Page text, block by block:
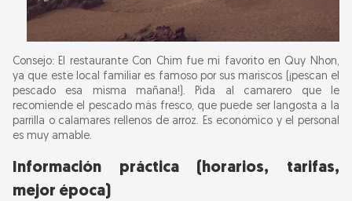
Consejo: El restaurante Con Chim fue mi favorito en Quy Nhon,
ya que este local familiar es famoso por sus mariscos (¡pescan el
pescado esa misma mañana!). Pida al camarero que le
recomiende el pescado más fresco, que puede ser langosta a la
parrilla o calamares rellenos de arroz. Es económico y el personal
es muy amable.
Información práctica (horarios, tarifas,
mejor época)